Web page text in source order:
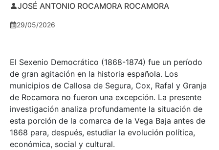
JOSÉ ANTONIO ROCAMORA ROCAMORA
29/05/2026
El Sexenio Democrático (1868-1874) fue un período
de gran agitación en la historia española. Los
municipios de Callosa de Segura, Cox, Rafal y Granja
de Rocamora no fueron una excepción. La presente
investigación analiza profundamente la situación de
esta porción de la comarca de la Vega Baja antes de
1868 para, después, estudiar la evolución política,
económica, social y cultural.